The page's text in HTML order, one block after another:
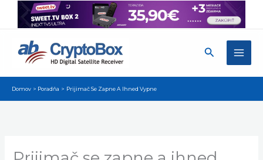
Preskočiť
Hľadať
Domov Poradňa Prijimač Se Zapne A Ihned Vypne